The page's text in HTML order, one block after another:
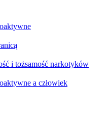
i tożsamość narkotyków
a człowiek